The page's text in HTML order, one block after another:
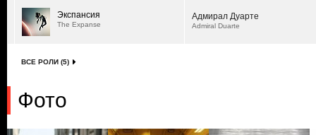
Экспансия
The Expanse
Адмирал Дуарте
Admiral Duarte
ВСЕ РОЛИ (5)
Фото